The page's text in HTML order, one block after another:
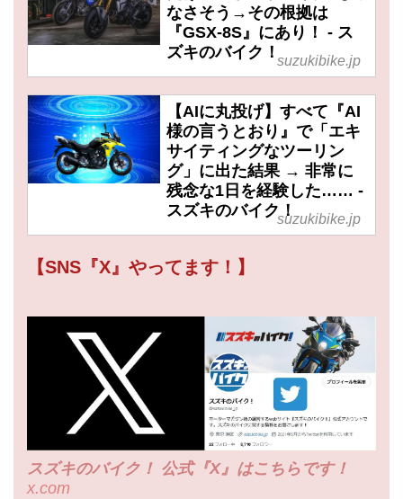
なさそう→その根拠は
『GSX-8S』にあり！ - ス
ズキのバイク！ suzukibike.jp
【AIに丸投げ】すべて『AI
様の言うとおり』で「エキ
サイティングなツーリン
グ」に出た結果 → 非常に
残念な1日を経験した…… -
スズキのバイク！suzukibike.jp
【SNS『X』やってます！】
スズキのバイク！ 公式『X』はこちらです！
x.com